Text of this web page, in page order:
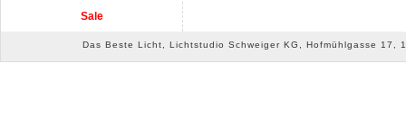
Sale
Das Beste Licht, Lichtstudio Schweiger KG, Hofmühlgasse